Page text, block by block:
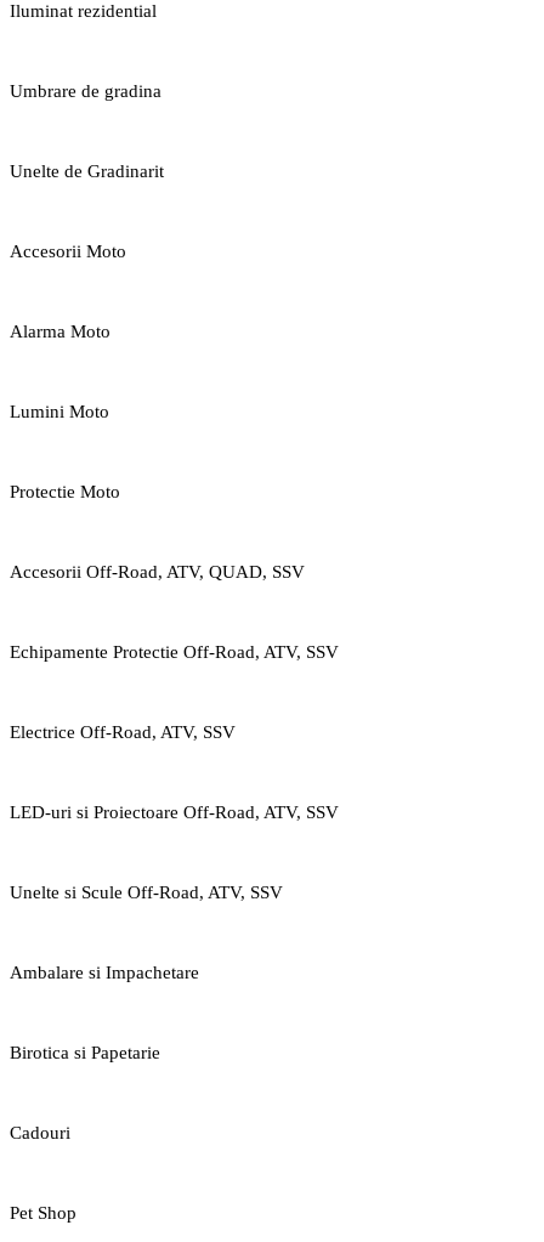
Iluminat rezidential
Umbrare de gradina
Unelte de Gradinarit
Accesorii Moto
Alarma Moto
Lumini Moto
Protectie Moto
Accesorii Off-Road, ATV, QUAD, SSV
Echipamente Protectie Off-Road, ATV, SSV
Electrice Off-Road, ATV, SSV
LED-uri si Proiectoare Off-Road, ATV, SSV
Unelte si Scule Off-Road, ATV, SSV
Ambalare si Impachetare
Birotica si Papetarie
Cadouri
Pet Shop